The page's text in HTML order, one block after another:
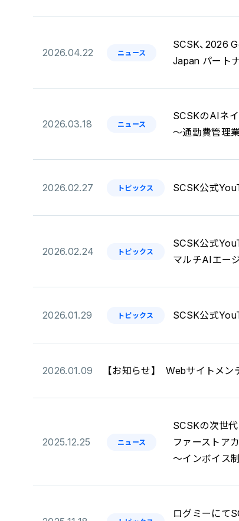
2026.04.22 ニュース
SCSK、2026
Japan パート
2026.03.18 ニュース
SCSKのAIネイ
～通勤費管理
2026.02.27 トピックス SCSK公式
2026.02.24 トピックス
SCSK公式
マルチAIエー
2026.01.29 トピックス SCSK公式
2026.01.09 【お知らせ】 Webサイトメ
2025.12.25 ニュース
SCSKの次世代
ファーストア
～インボイス
ログミーにて